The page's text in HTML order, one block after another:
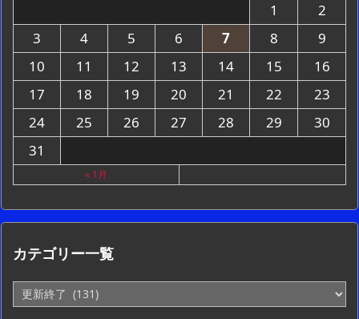
1
2
3
4 5 6 7 8
9
10
11 12 13 14 15
16
17
18 19 20 21 22
23
24
25 26 27 28 29
30
31
« 1月
カテゴリー一覧
カ
テ